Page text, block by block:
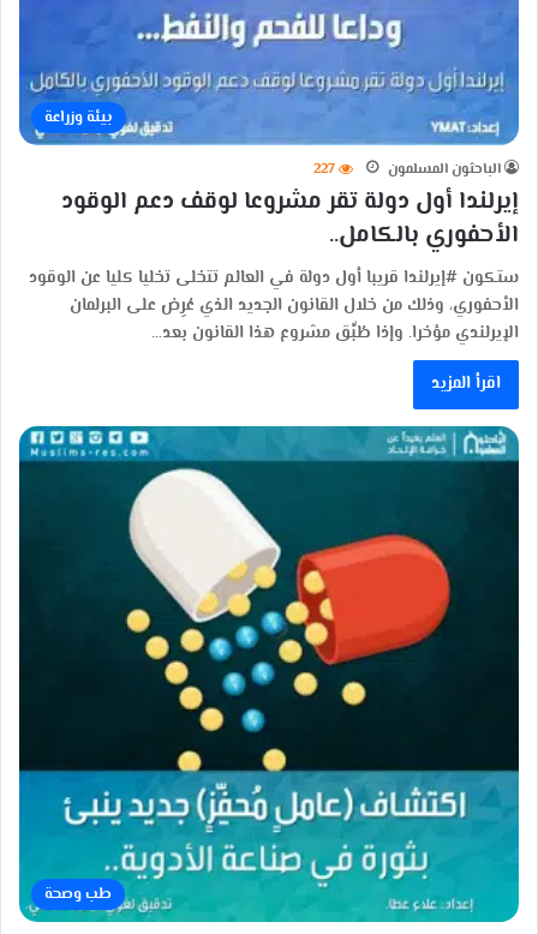
بيئة وزراعة
الباحثون المسلمون 227
إيرلندا أول دولة تقر مشروعا لوقف دعم الوقود
الأحفوري بالكامل..
ستكون #إيرلندا قريبا أول دولة في العالم تتخلى تخليا كليا عن الوقود
الأحفوري، وذلك من خلال القانون الجديد الذي عُرِض على البرلمان
الإيرلندي مؤخرا. وإذا طُبِّق مشروع هذا القانون بعد…
اقرأ المزيد
طب وصحة